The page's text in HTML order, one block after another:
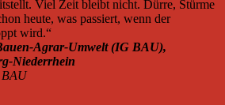
Viel Zeit bleibt nicht. Dürre, Stürme
heute, was passiert, wenn der
wird.“
Agrar-Umwelt (IG BAU),
Niederrhein
BAU